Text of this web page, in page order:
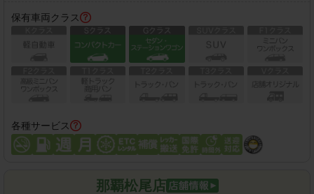
保有車両クラス
各種サービス
那覇松尾店